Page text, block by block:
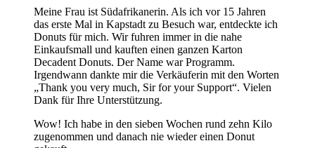
Meine Frau ist Südafrikanerin. Als ich vor 15 Jahren
das erste Mal in Kapstadt zu Besuch war, entdeckte ich
Donuts für mich. Wir fuhren immer in die nahe
Einkaufsmall und kauften einen ganzen Karton
Decadent Donuts. Der Name war Programm.
Irgendwann dankte mir die Verkäuferin mit den Worten
„Thank you very much, Sir for your Support“. Vielen
Dank für Ihre Unterstützung.
Wow! Ich habe in den sieben Wochen rund zehn Kilo
zugenommen und danach nie wieder einen Donut